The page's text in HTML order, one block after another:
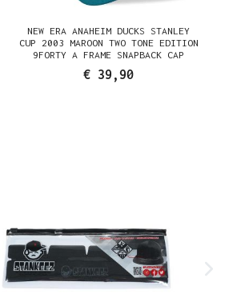
NEW ERA ANAHEIM DUCKS STANLEY
CUP 2003 MAROON TWO TONE EDITION
9FORTY A FRAME SNAPBACK CAP
€ 39,90